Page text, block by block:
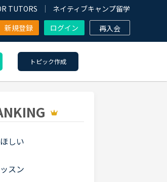
TUTORS
ネイティブキャンプ留学
新規登録
ログイン 再入会
トピック作成
しい
スン